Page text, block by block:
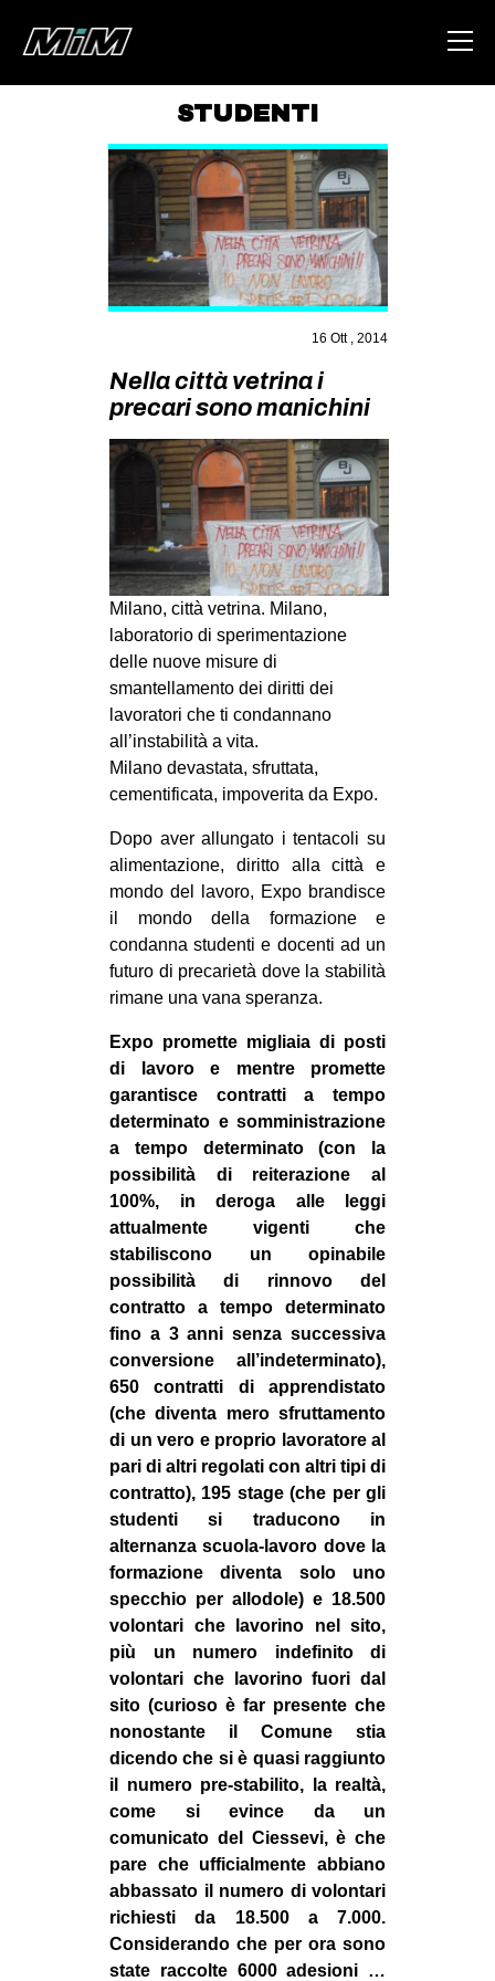
ABOUT
AREA
DEGENERAZIONE
GAZA FREESTYLE
MSM
ZAM
MILANO
MOBILITAZIONI
SPAZI
MOVIMENTI
AMBIENTE
ANTIFASCISMO
DIRITTO ALL’ABITARE
MIGRAZIONI
PRECARIATO
REPRESSIONE
STUDENTI
CULTURE
ARTE
CINEMA
MANIFESTI
RECENSIONI
AFRICA
AMERICHE
ESTREMO ORIENTE
EUROPA
MEDIO ORIENTE
MONDO
EVENTI
in
tw
bsky
ms
SEARCH
STUDENTI
16 Ott , 2014
Nella città vetrina i
precari sono manichini
Milano, città vetrina. Milano,
laboratorio di sperimentazione
delle nuove misure di
smantellamento dei diritti dei
lavoratori che ti condannano
all’instabilità a vita.
Milano devastata, sfruttata,
cementificata, impoverita da Expo.
Dopo aver allungato i tentacoli su
alimentazione, diritto alla città e
mondo del lavoro, Expo brandisce
il mondo della formazione e
condanna studenti e docenti ad un
futuro di precarietà dove la stabilità
rimane una vana speranza.
Expo promette migliaia di posti
di lavoro e mentre promette
garantisce contratti a tempo
determinato e somministrazione
a tempo determinato (con la
possibilità di reiterazione al
100%, in deroga alle leggi
attualmente vigenti che
stabiliscono un opinabile
possibilità di rinnovo del
contratto a tempo determinato
fino a 3 anni senza successiva
conversione all’indeterminato),
650 contratti di apprendistato
(che diventa mero sfruttamento
di un vero e proprio lavoratore al
pari di altri regolati con altri tipi di
contratto), 195 stage (che per gli
studenti si traducono in
alternanza scuola-lavoro dove la
formazione diventa solo uno
specchio per allodole) e 18.500
volontari che lavorino nel sito,
più un numero indefinito di
volontari che lavorino fuori dal
sito (curioso è far presente che
nonostante il Comune stia
dicendo che si è quasi raggiunto
il numero pre-stabilito, la realtà,
come si evince da un
comunicato del Ciessevi, è che
pare che ufficialmente abbiano
abbassato il numero di volontari
richiesti da 18.500 a 7.000.
Considerando che per ora sono
state raccolte 6000 adesioni …